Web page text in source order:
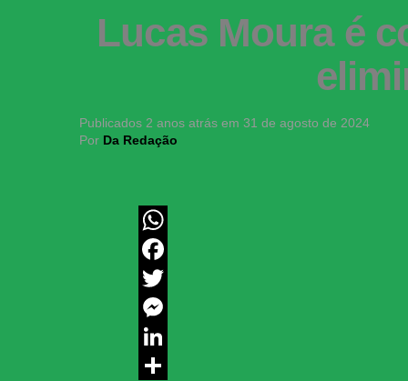
Lucas Moura é
Publicados 2 anos atrás em 31 de agosto de 2024
Por Da Redação
WhatsApp
Facebook
Twitter
Messenger
LinkedIn